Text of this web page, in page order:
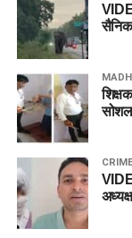
सैनिक
सोशल